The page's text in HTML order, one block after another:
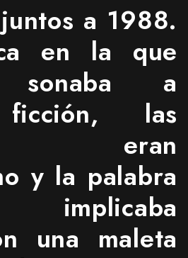
a 1988.
en la que
sonaba a
las
eran
y la palabra
implicaba
una maleta